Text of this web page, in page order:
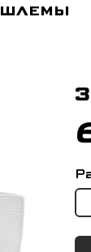
ШЛЕМЫ